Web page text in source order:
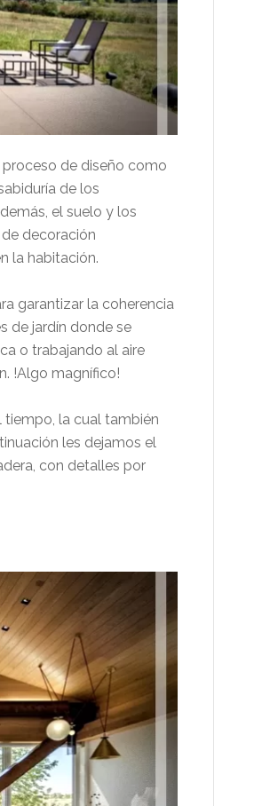
de diseño como
de los
el suelo y los
decoración
la habitación.
garantizar la coherencia
de jardín donde se
o trabajando al aire
!Algo magnífico!
tiempo, la cual también
les dejamos el
con detalles por